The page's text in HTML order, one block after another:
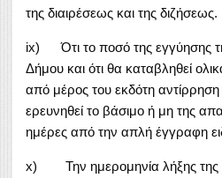
της διαιρέσεως και της διζήσεως.
ix) Ότι το ποσό της εγγύησης
Δήμου και ότι θα καταβληθεί
από μέρος του εκδότη
ερευνηθεί το βάσιμο ή μη της
ημέρες από την απλή έγγραφη
x) Την ημερομηνία λήξης της